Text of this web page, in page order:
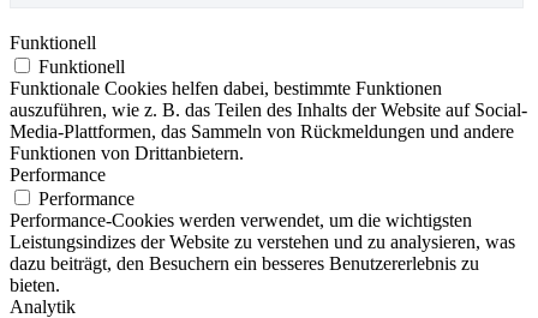
Funktionell
Funktionell
Funktionale Cookies helfen dabei, bestimmte Funktionen
auszuführen, wie z. B. das Teilen des Inhalts der Website auf Social-
Media-Plattformen, das Sammeln von Rückmeldungen und andere
Funktionen von Drittanbietern.
Performance
Performance
Performance-Cookies werden verwendet, um die wichtigsten
Leistungsindizes der Website zu verstehen und zu analysieren, was
dazu beiträgt, den Besuchern ein besseres Benutzererlebnis zu
bieten.
Analytik